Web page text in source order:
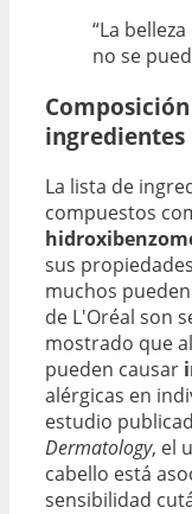
“La
no se
ingredientes
La lista de
compuestos
sus
muchos
de L'Oréal son
mostrado que
pueden causar
alérgicas en
estudio
Dermatology, el
cabello está
sensibilidad